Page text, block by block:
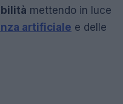
mettendo in luce
artificiale e delle